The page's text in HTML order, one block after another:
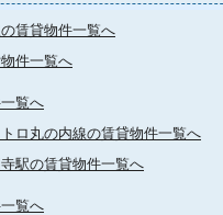
賃貸物件一覧へ
件一覧へ
覧へ
ロ丸の内線の賃貸物件一覧へ
駅の賃貸物件一覧へ
覧へ